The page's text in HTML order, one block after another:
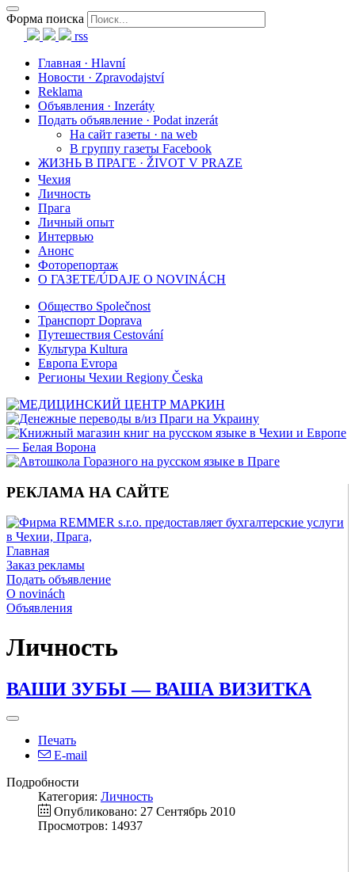
Форма поиска
rss
Главная · Hlavní
Новости · Zpravodajství
Reklama
Объявления · Inzeráty
Подать объявление · Podat inzerát
На сайт газеты · na web
В группу газеты Facebook
ЖИЗНЬ В ПРАГЕ · ŽIVOT V PRAZE
Чехия
Личность
Прага
Личный опыт
Интервью
Анонс
Фоторепортаж
О ГАЗЕТЕ/ÚDAJE O NOVINÁCH
Общество Společnost
Транспорт Doprava
Путешествия Cestování
Культура Kultura
Европа Evropa
Регионы Чехии Regiony Česka
РЕКЛАМА НА САЙТЕ
Главная
Заказ рекламы
Подать объявление
O novinách
Объявления
Личность
ВАШИ ЗУБЫ — ВАША ВИЗИТКА
Печать
E-mail
Подробности
Категория: Личность
Опубликовано: 27 Сентябрь 2010
Просмотров: 14937